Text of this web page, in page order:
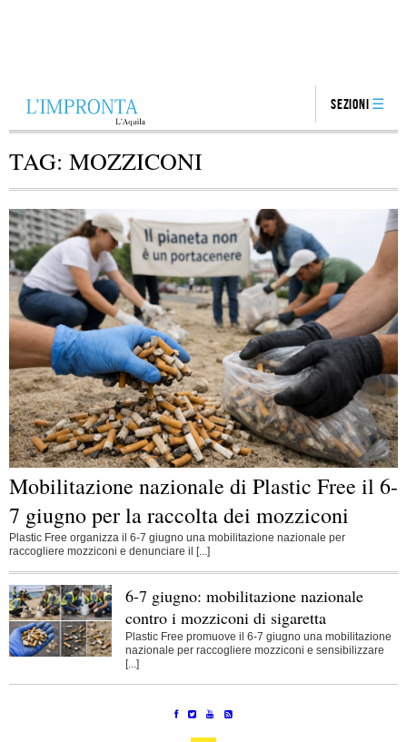
Sezioni
TAG: MOZZICONI
Mobilitazione nazionale di Plastic Free il 6-
7 giugno per la raccolta dei mozziconi
Plastic Free organizza il 6-7 giugno una mobilitazione nazionale per
raccogliere mozziconi e denunciare il [...]
6-7 giugno: mobilitazione nazionale
contro i mozziconi di sigaretta
Plastic Free promuove il 6-7 giugno una mobilitazione
nazionale per raccogliere mozziconi e sensibilizzare
[...]